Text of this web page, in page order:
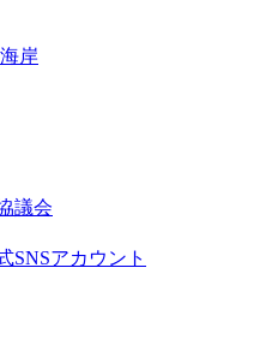
岸
議会
SNSアカウント